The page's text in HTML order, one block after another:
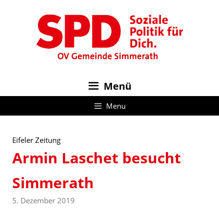
Menü
Menu
Eifeler Zeitung
Armin Laschet besucht
Simmerath
5. Dezember 2019